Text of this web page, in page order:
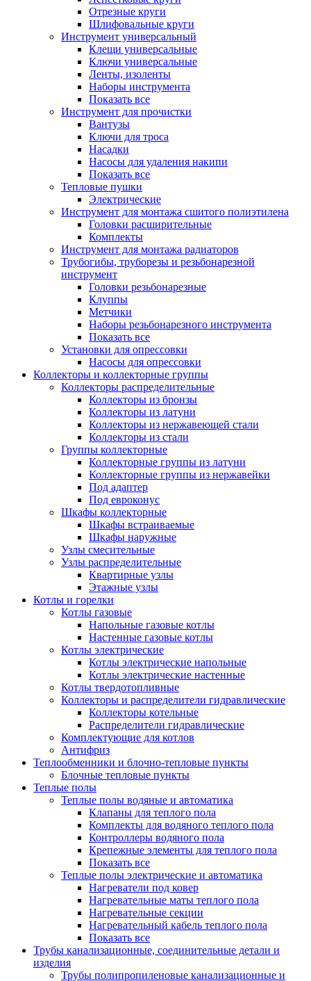
Отрезные круги
Шлифовальные круги
Инструмент универсальный
Клещи универсальные
Ключи универсальные
Ленты, изоленты
Наборы инструмента
Показать все
Инструмент для прочистки
Вантузы
Ключи для троса
Насадки
Насосы для удаления накипи
Показать все
Тепловые пушки
Электрические
Инструмент для монтажа сшитого полиэтилена
Головки расширительные
Комплекты
Инструмент для монтажа радиаторов
Трубогибы, труборезы и резьбонарезной
инструмент
Головки резьбонарезные
Клуппы
Метчики
Наборы резьбонарезного инструмента
Показать все
Установки для опрессовки
Насосы для опрессовки
Коллекторы и коллекторные группы
Коллекторы распределительные
Коллекторы из бронзы
Коллекторы из латуни
Коллекторы из нержавеющей стали
Коллекторы из стали
Группы коллекторные
Коллекторные группы из латуни
Коллекторные группы из нержавейки
Под адаптер
Под евроконус
Шкафы коллекторные
Шкафы встраиваемые
Шкафы наружные
Узлы смесительные
Узлы распределительные
Квартирные узлы
Этажные узлы
Котлы и горелки
Котлы газовые
Напольные газовые котлы
Настенные газовые котлы
Котлы электрические
Котлы электрические напольные
Котлы электрические настенные
Котлы твердотопливные
Коллекторы и распределители гидравлические
Коллекторы котельные
Распределители гидравлические
Комплектующие для котлов
Антифриз
Теплообменники и блочно-тепловые пункты
Блочные тепловые пункты
Теплые полы
Теплые полы водяные и автоматика
Клапаны для теплого пола
Комплекты для водяного теплого пола
Контроллеры водяного пола
Крепежные элементы для теплого пола
Показать все
Теплые полы электрические и автоматика
Нагреватели под ковер
Нагревательные маты теплого пола
Нагревательные секции
Нагревательный кабель теплого пола
Показать все
Трубы канализационные, соединительные детали и
изделия
Трубы полипропиленовые канализационные и